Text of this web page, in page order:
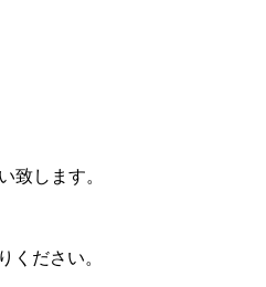
致します。
ください。